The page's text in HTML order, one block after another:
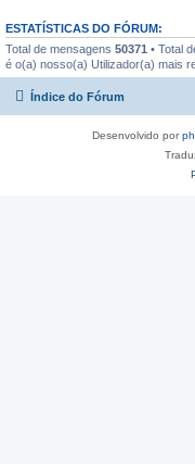
ESTATÍSTICAS DO FÓRUM:
Total de mensagens 50371 • Total
é o(a) nosso(a) Utilizador(a) mais
Índice do Fórum
Desenvolvido por